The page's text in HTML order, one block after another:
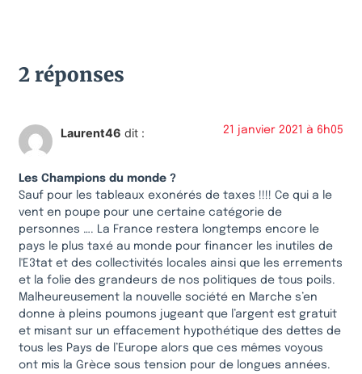
2 réponses
Laurent46 dit : 21 janvier 2021 à 6h05
Les Champions du monde ?
Sauf pour les tableaux exonérés de taxes !!!! Ce qui a le
vent en poupe pour une certaine catégorie de
personnes …. La France restera longtemps encore le
pays le plus taxé au monde pour financer les inutiles de
l'E3tat et des collectivités locales ainsi que les errements
et la folie des grandeurs de nos politiques de tous poils.
Malheureusement la nouvelle société en Marche s’en
donne à pleins poumons jugeant que l’argent est gratuit
et misant sur un effacement hypothétique des dettes de
tous les Pays de l’Europe alors que ces mêmes voyous
ont mis la Grèce sous tension pour de longues années.